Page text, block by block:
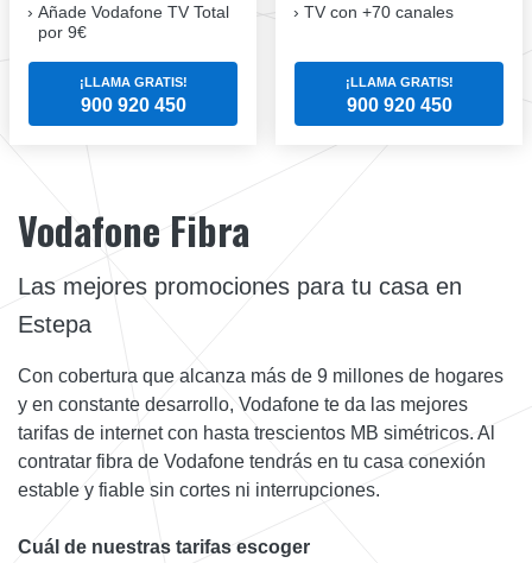
Añade Vodafone TV Total
por 9€
¡LLAMA GRATIS!
900 920 450
TV con +70 canales
¡LLAMA GRATIS!
900 920 450
Vodafone Fibra
Las mejores promociones para tu casa en
Estepa
Con cobertura que alcanza más de 9 millones de hogares
y en constante desarrollo, Vodafone te da las mejores
tarifas de internet con hasta trescientos MB simétricos. Al
contratar fibra de Vodafone tendrás en tu casa conexión
estable y fiable sin cortes ni interrupciones.
Cuál de nuestras tarifas escoger